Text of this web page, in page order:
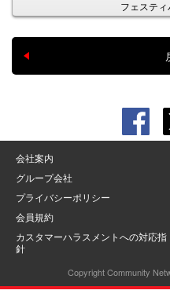
フェステ
会社案内
グループ会社
プライバシーポリシー
会員規約
カスタマーハラスメントへの対応指
針
Copyright Community